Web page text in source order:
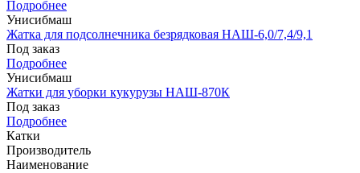
Подробнее
Унисибмаш
Жатка для подсолнечника безрядковая НАШ-6,0/7,4/9,1
Под заказ
Подробнее
Унисибмаш
Жатки для уборки кукурузы НАШ-870К
Под заказ
Подробнее
Катки
Производитель
Наименование